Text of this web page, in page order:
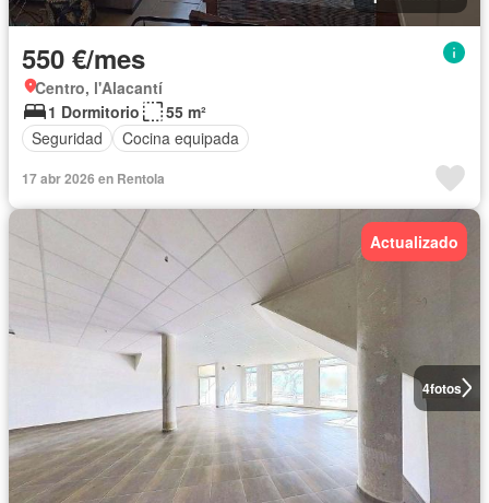
550 €/mes
Centro, l'Alacantí
1 Dormitorio
55 m²
Seguridad
Cocina equipada
17 abr 2026 en Rentola
4fotos
Actualizado